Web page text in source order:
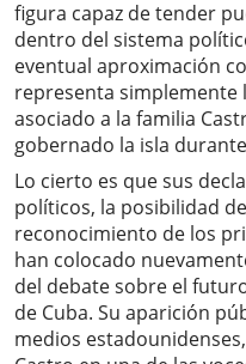
figura capaz de tender
dentro del sistema
eventual aproximación
representa
asociado a la familia
gobernado la isla
Lo cierto es que sus
políticos, la posibilidad
reconocimiento de los
han colocado
del debate sobre el
de Cuba. Su aparición
medios